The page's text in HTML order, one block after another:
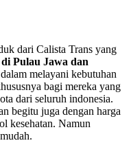
dari Calista Trans yang
Pulau Jawa dan
melayani kebutuhan
bagi mereka yang
dari seluruh indonesia.
begitu juga dengan harga
kesehatan. Namun